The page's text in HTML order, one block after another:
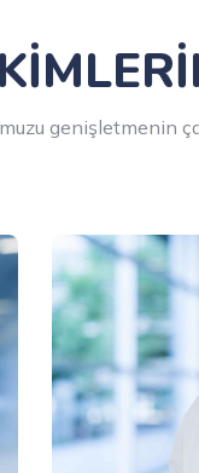
genişletmenin